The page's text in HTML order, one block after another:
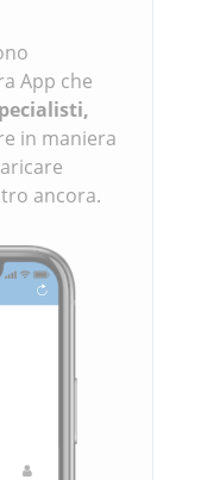
App che
in maniera
ancora.